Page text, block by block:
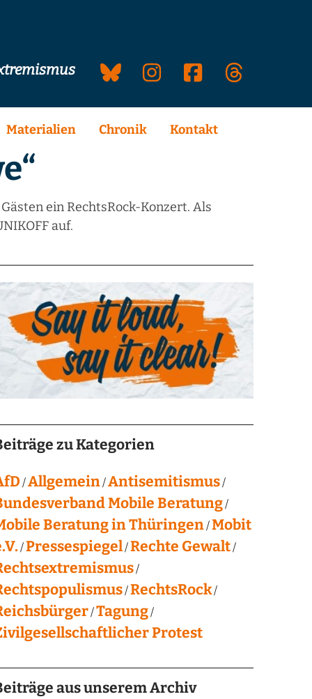
Materialien Chronik Kontakt
Gästen ein RechtsRock-Konzert. Als
auf.
zu Kategorien
Allgemein Antisemitismus
Mobile Beratung
Beratung in Thüringen Mobit
Pressespiegel Rechte Gewalt
RechtsRock
Tagung
Protest
aus unserem Archiv